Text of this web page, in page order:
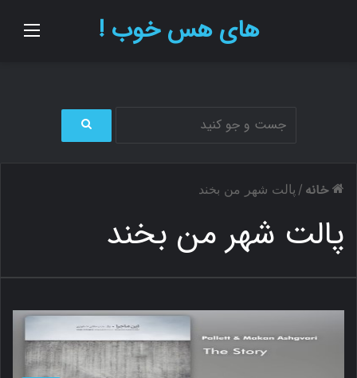
های هس خوب !
ج
ی
خانه / پالت شهر من بخند
پالت شهر من بخند